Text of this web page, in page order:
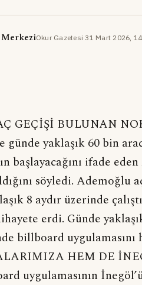
Okur Gazetesi·31 Mart 2026,
GEÇİŞİ BULUNAN
yaklaşık 60 bin
başlayacağını ifade
söyledi. Ademoğlu
8 aydır üzerinde
erdi. Günde
billboard
HEM DE
uygulamasının